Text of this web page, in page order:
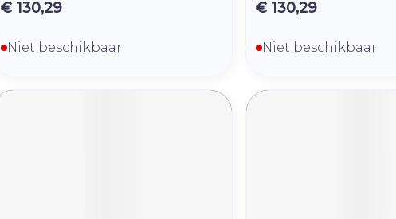
€ 130,29
Niet beschikbaar
€ 130,29
Niet beschikbaar